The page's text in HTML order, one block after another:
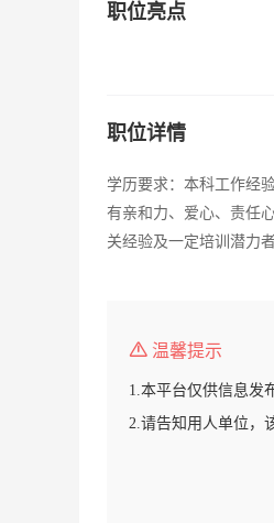
职位亮点
职位详情
学历要求：本科工作经
有亲和力、爱心、责任
关经验及一定培训潜力者
温馨提示
1.本平台仅供信息发
2.请告知用人单位，